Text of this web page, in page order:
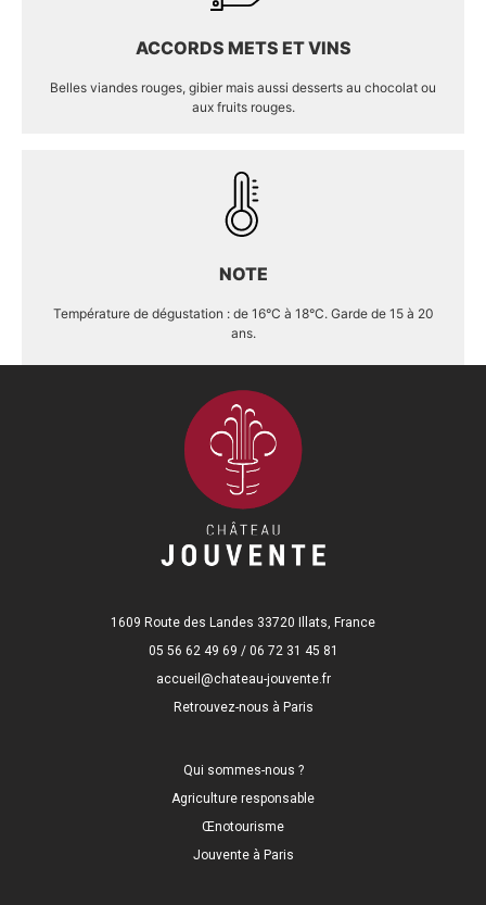
ACCORDS METS ET VINS
Belles viandes rouges, gibier mais aussi desserts au chocolat ou
aux fruits rouges.
NOTE
Température de dégustation : de 16°C à 18°C. Garde de 15 à 20
ans.
1609 Route des Landes 33720 Illats, France
05 56 62 49 69 / 06 72 31 45 81
accueil@chateau-jouvente.fr
Retrouvez-nous à Paris
Qui sommes-nous ?
Agriculture responsable
Œnotourisme
Jouvente à Paris